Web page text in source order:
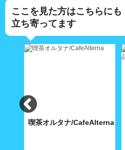
ここを見た方はこちらにも
立ち寄ってます
喫茶オルタナ/CafeAlterna